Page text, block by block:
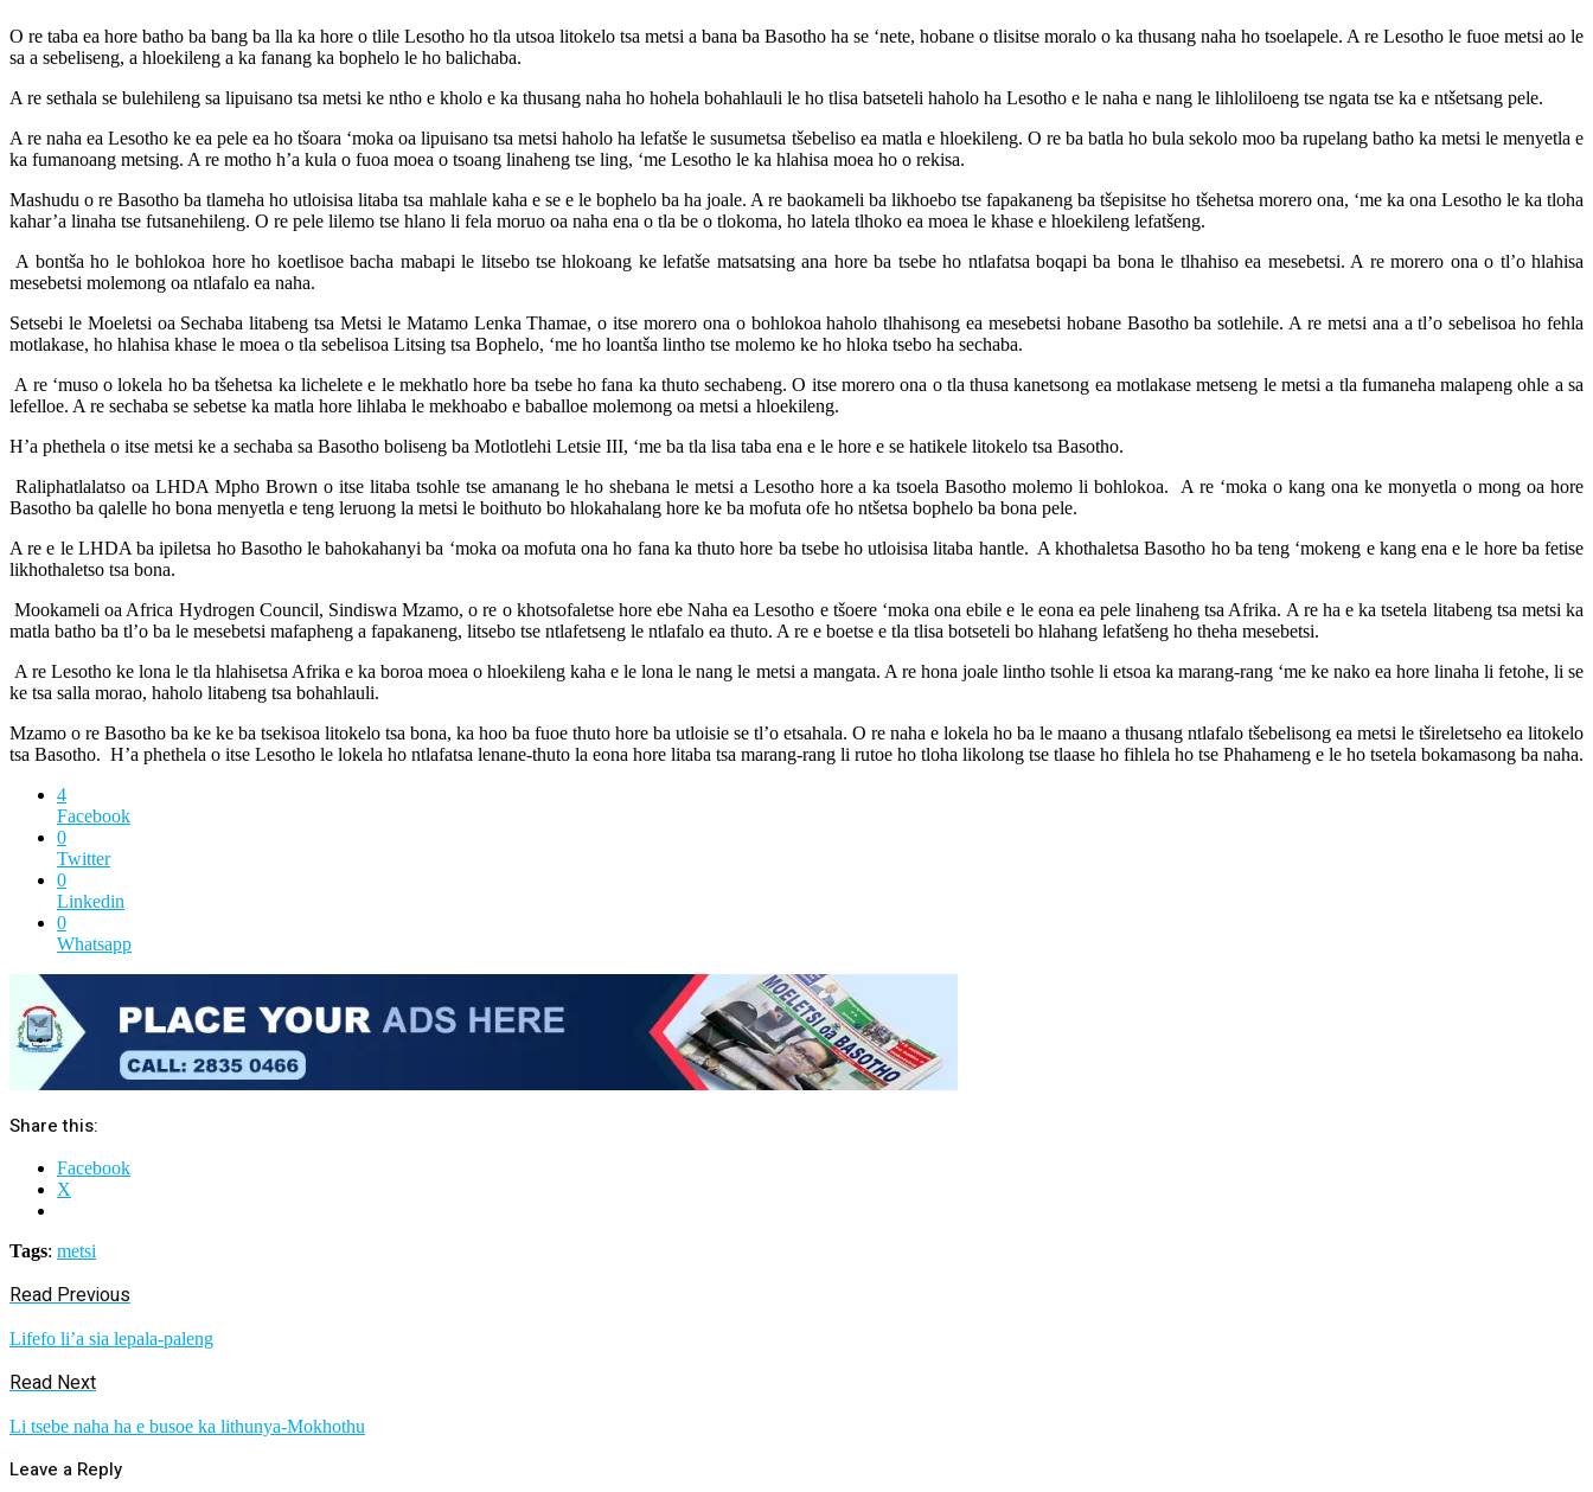
O re taba ea hore batho ba bang ba lla ka hore o tlile Lesotho ho tla utsoa litokelo tsa metsi a bana ba Basotho ha se ‘nete, hobane o tlisitse moralo o ka thusang naha ho tsoelapele. A re Lesotho le fuoe metsi ao le
sa a sebeliseng, a hloekileng a ka fanang ka bophelo le ho balichaba.
A re sethala se bulehileng sa lipuisano tsa metsi ke ntho e kholo e ka thusang naha ho hohela bohahlauli le ho tlisa batseteli haholo ha Lesotho e le naha e nang le lihloliloeng tse ngata tse ka e ntšetsang pele.
A re naha ea Lesotho ke ea pele ea ho tšoara ‘moka oa lipuisano tsa metsi haholo ha lefatše le susumetsa tšebeliso ea matla e hloekileng. O re ba batla ho bula sekolo moo ba rupelang batho ka metsi le menyetla e
ka fumanoang metsing. A re motho h’a kula o fuoa moea o tsoang linaheng tse ling, ‘me Lesotho le ka hlahisa moea ho o rekisa.
Mashudu o re Basotho ba tlameha ho utloisisa litaba tsa mahlale kaha e se e le bophelo ba ha joale. A re baokameli ba likhoebo tse fapakaneng ba tšepisitse ho tšehetsa morero ona, ‘me ka ona Lesotho le ka tloha
kahar’a linaha tse futsanehileng. O re pele lilemo tse hlano li fela moruo oa naha ena o tla be o tlokoma, ho latela tlhoko ea moea le khase e hloekileng lefatšeng.
A bontša ho le bohlokoa hore ho koetlisoe bacha mabapi le litsebo tse hlokoang ke lefatše matsatsing ana hore ba tsebe ho ntlafatsa boqapi ba bona le tlhahiso ea mesebetsi. A re morero ona o tl’o hlahisa
mesebetsi molemong oa ntlafalo ea naha.
Setsebi le Moeletsi oa Sechaba litabeng tsa Metsi le Matamo Lenka Thamae, o itse morero ona o bohlokoa haholo tlhahisong ea mesebetsi hobane Basotho ba sotlehile. A re metsi ana a tl’o sebelisoa ho fehla
motlakase, ho hlahisa khase le moea o tla sebelisoa Litsing tsa Bophelo, ‘me ho loantša lintho tse molemo ke ho hloka tsebo ha sechaba.
A re ‘muso o lokela ho ba tšehetsa ka lichelete e le mekhatlo hore ba tsebe ho fana ka thuto sechabeng. O itse morero ona o tla thusa kanetsong ea motlakase metseng le metsi a tla fumaneha malapeng ohle a sa
lefelloe. A re sechaba se sebetse ka matla hore lihlaba le mekhoabo e baballoe molemong oa metsi a hloekileng.
H’a phethela o itse metsi ke a sechaba sa Basotho boliseng ba Motlotlehi Letsie III, ‘me ba tla lisa taba ena e le hore e se hatikele litokelo tsa Basotho.
Raliphatlalatso oa LHDA Mpho Brown o itse litaba tsohle tse amanang le ho shebana le metsi a Lesotho hore a ka tsoela Basotho molemo li bohlokoa. A re ‘moka o kang ona ke monyetla o mong oa hore
Basotho ba qalelle ho bona menyetla e teng leruong la metsi le boithuto bo hlokahalang hore ke ba mofuta ofe ho ntšetsa bophelo ba bona pele.
A re e le LHDA ba ipiletsa ho Basotho le bahokahanyi ba ‘moka oa mofuta ona ho fana ka thuto hore ba tsebe ho utloisisa litaba hantle. A khothaletsa Basotho ho ba teng ‘mokeng e kang ena e le hore ba fetise
likhothaletso tsa bona.
Mookameli oa Africa Hydrogen Council, Sindiswa Mzamo, o re o khotsofaletse hore ebe Naha ea Lesotho e tšoere ‘moka ona ebile e le eona ea pele linaheng tsa Afrika. A re ha e ka tsetela litabeng tsa metsi ka
matla batho ba tl’o ba le mesebetsi mafapheng a fapakaneng, litsebo tse ntlafetseng le ntlafalo ea thuto. A re e boetse e tla tlisa botseteli bo hlahang lefatšeng ho theha mesebetsi.
A re Lesotho ke lona le tla hlahisetsa Afrika e ka boroa moea o hloekileng kaha e le lona le nang le metsi a mangata. A re hona joale lintho tsohle li etsoa ka marang-rang ‘me ke nako ea hore linaha li fetohe, li se
ke tsa salla morao, haholo litabeng tsa bohahlauli.
Mzamo o re Basotho ba ke ke ba tsekisoa litokelo tsa bona, ka hoo ba fuoe thuto hore ba utloisie se tl’o etsahala. O re naha e lokela ho ba le maano a thusang ntlafalo tšebelisong ea metsi le tšireletseho ea litokelo
tsa Basotho. H’a phethela o itse Lesotho le lokela ho ntlafatsa lenane-thuto la eona hore litaba tsa marang-rang li rutoe ho tloha likolong tse tlaase ho fihlela ho tse Phahameng e le ho tsetela bokamasong ba naha.
4
Facebook
0
Twitter
0
Linkedin
0
Whatsapp
Share this:
Facebook
X
Tags: metsi
Read Previous
Lifefo li’a sia lepala-paleng
Read Next
Li tsebe naha ha e busoe ka lithunya-Mokhothu
Leave a Reply